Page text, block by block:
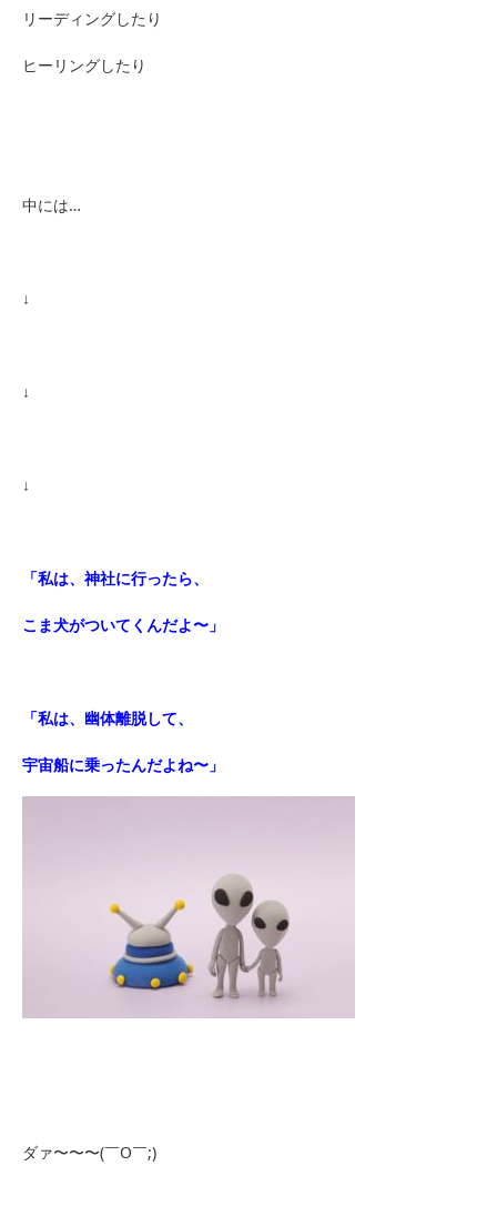
リーディングしたり
ヒーリングしたり
中には…
↓
↓
↓
「私は、神社に行ったら、
こま犬がついてくんだよ〜」
「私は、幽体離脱して、
宇宙船に乗ったんだよね〜」
ダァ〜〜〜(￣O￣;)